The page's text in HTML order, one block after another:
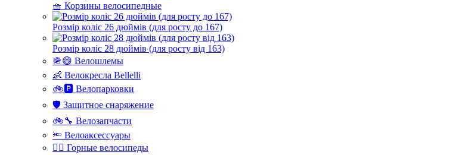
🧺 Корзины велосипедные
Розмір коліс 26 дюймів (для росту до 167)
Розмір коліс 28 дюймів (для росту від 163)
🪖😄 Велошлемы
👶 Велокресла Bellelli
🚲🅿️ Велопарковки
🛡️ Защитное снаряжение
🚲🔧 Велозапчасти
🔦 Велоаксессуары
🚵‍♂️ Горные велосипеды